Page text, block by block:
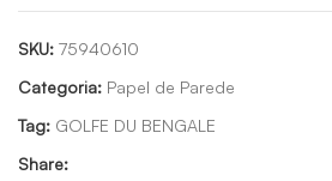
SKU: 75940610
Categoria: Papel de Parede
Tag: GOLFE DU BENGALE
Share: